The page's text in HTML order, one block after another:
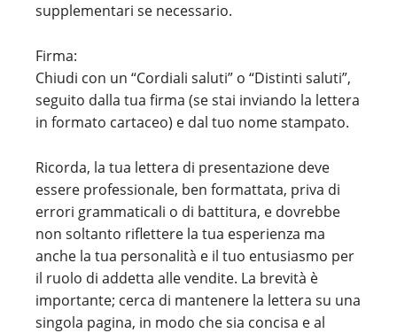
supplementari se necessario.
Firma:
Chiudi con un “Cordiali saluti” o “Distinti saluti”,
seguito dalla tua firma (se stai inviando la lettera
in formato cartaceo) e dal tuo nome stampato.
Ricorda, la tua lettera di presentazione deve
essere professionale, ben formattata, priva di
errori grammaticali o di battitura, e dovrebbe
non soltanto riflettere la tua esperienza ma
anche la tua personalità e il tuo entusiasmo per
il ruolo di addetta alle vendite. La brevità è
importante; cerca di mantenere la lettera su una
singola pagina, in modo che sia concisa e al